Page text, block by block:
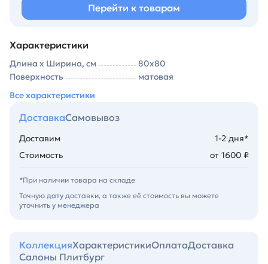
Перейти к товарам
Характеристики
Длина х Ширина, см
80х80
Поверхность
матовая
Все характеристики
ДоставкаСамовывоз
Доставим
1-2 дня*
Стоимость
от 1600 ₽
*При наличии товара на складе
Точную дату доставки, а также её стоимость вы можете
уточнить у менеджера
КоллекцияХарактеристикиОплатаДоставка
Салоны Плитбург